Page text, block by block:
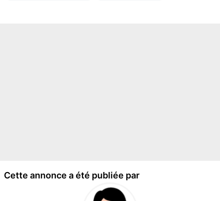
Cette annonce a été publiée par